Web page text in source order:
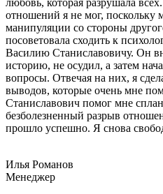
любовь, которая разрушала
отношений я не мог, поскольку
манипуляции со стороны
посоветовала сходить к
Василию Станиславовичу. Он
историю, не осудил, а затем
вопросы. Отвечая на них, я
выводов, которые очень мне
Станиславович помог мне
безболезненный разрыв
прошло успешно. Я снова
Илья Романов
Менеджер